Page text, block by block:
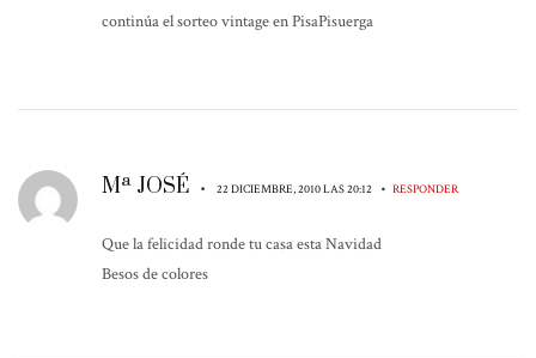
continúa el sorteo vintage en PisaPisuerga
Mª JOSÉ • 22 DICIEMBRE, 2010 LAS 20:12 • RESPONDER
Que la felicidad ronde tu casa esta Navidad
Besos de colores